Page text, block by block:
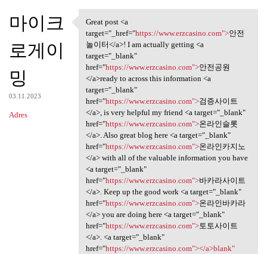
마이크
로게이
밍
03.11.2023
Adres
Great post <a target="_href=
Great post <a
target="_href="https://www.erzcasino.com">안전
놀이터</a>! I am actually getting <a
target="_blank"
href="https://www.erzcasino.com">안전공원
</a>ready to across this information <a
target="_blank"
href="https://www.erzcasino.com">검증사이트
</a>, is very helpful my friend <a target="_blank"
href="https://www.erzcasino.com">온라인슬롯
</a>. Also great blog here <a target="_blank"
href="https://www.erzcasino.com">온라인카지노
</a> with all of the valuable information you have
<a target="_blank"
href="https://www.erzcasino.com">바카라사이트
</a>. Keep up the good work <a target="_blank"
href="https://www.erzcasino.com">온라인바카라
</a> you are doing here <a target="_blank"
href="https://www.erzcasino.com">토토사이트
</a>. <a target="_blank"
href="https://www.erzcasino.com"></a>blank"